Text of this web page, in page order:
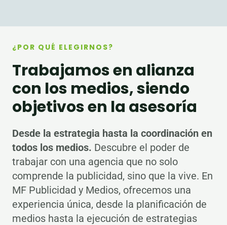
¿POR QUÉ ELEGIRNOS?
Trabajamos en alianza
con los medios, siendo
objetivos en la asesoría
Desde la estrategia hasta la coordinación en
todos los medios. Descubre el poder de
trabajar con una agencia que no solo
comprende la publicidad, sino que la vive. En
MF Publicidad y Medios, ofrecemos una
experiencia única, desde la planificación de
medios hasta la ejecución de estrategias